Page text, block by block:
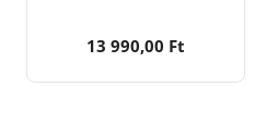
13 990,00 Ft